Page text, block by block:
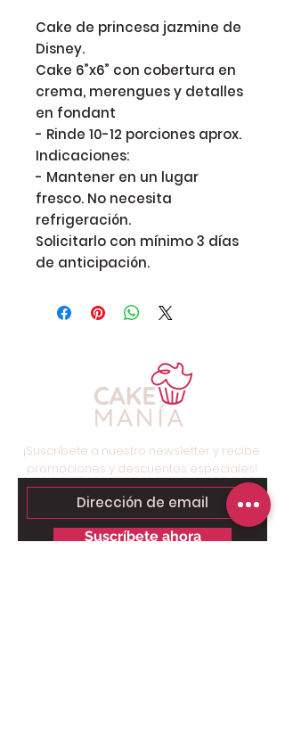
Cake de princesa jazmine de
Disney.
Cake 6”x6” con cobertura en
crema, merengues y detalles
en fondant
- Rinde 10-12 porciones aprox.
Indicaciones:
- Mantener en un lugar
fresco. No necesita
refrigeración.
Solicitarlo con mínimo 3 días
de anticipación.
¡Suscríbete a nuestro newsletter y recibe
promociones y descuentos especiales!
Suscríbete ahora